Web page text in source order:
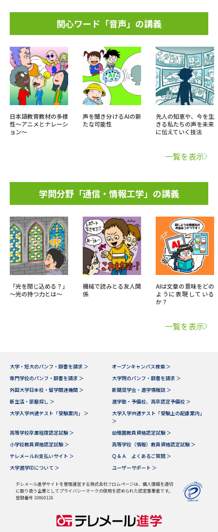
関心ワード「音声」の講義
日本語教育教材の多様
性～アニメとナレーシ
ョン～
声を聞き分けるAIの新
たな可能性
先人の知恵や、今を生
きる私たちの声を未来
に伝えていく技法
一覧を表示
学問分野「通信・情報工学」の講義
「光を閉じ込める？」
～光の持つ力とは～
機械で読みとる友人関
係
AIは文章の意味をどの
ように表現している
か？
一覧を表示
大学・短大のパンフ・願書を請求 ＞
オープンキャンパス検索 ＞
専門学校のパンフ・願書を請求 ＞
大学院のパンフ・願書を請求 ＞
外国大学日本校・留学関連機関 ＞
新聞奨学会・進学情報誌 ＞
新生活・部屋探し ＞
進学塾・予備校、高卒認定予備校 ＞
大学入学共通テスト「受験案内」 ＞
大学入学共通テスト「受験上の配慮案内」
＞
高等学校卒業程度認定試験 ＞
幼稚園教員資格認定試験 ＞
小学校教員資格認定試験 ＞
高等学校（情報）教員資格認定試験 ＞
テレメールお支払いサイト ＞
Ｑ＆Ａ よくあるご質問 ＞
大学進学IDについて ＞
ユーザーサポート ＞
テレメール進学サイトを管理運営する株式会社フロムページは、個人情報を適切
に取り扱う企業としてプライバシーマークの使用を認められた認定事業者です。
登録番号 10860126